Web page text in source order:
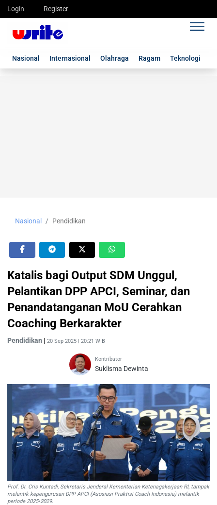
Login Register
Nasional Internasional Olahraga Ragam Teknologi
Nasional Pendidikan
Katalis bagi Output SDM Unggul,
Pelantikan DPP APCI, Seminar, dan
Penandatanganan MoU Cerahkan
Coaching Berkarakter
Pendidikan | 20 Sep 2025 | 20:21 WIB
Kontributor
Suklisma Dewinta
Prof. Dr. Cris Kuntadi, Sekretaris Jenderal Kementerian Ketenagakerjaan RI, tampak
melantik kepengurusan DPP APCI (Asosiasi Praktisi Coach Indonesia) melantik
periode 2025•2029.